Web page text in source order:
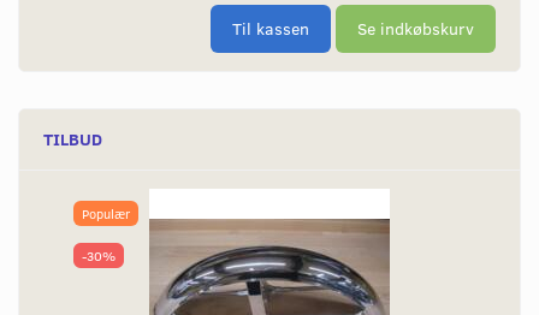
Til kassen Se indkøbskurv
TILBUD
Populær
-30%